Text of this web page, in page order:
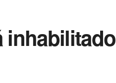
inhabilitado